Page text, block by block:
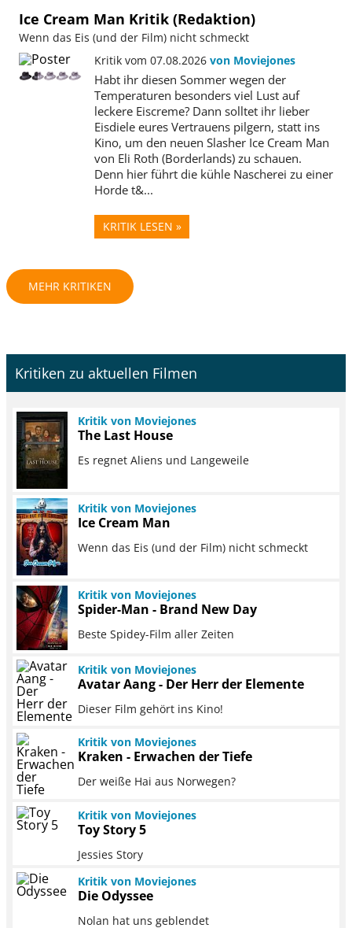
Ice Cream Man Kritik (Redaktion)
Wenn das Eis (und der Film) nicht schmeckt
Kritik vom 07.08.2026 von Moviejones
Habt ihr diesen Sommer wegen der
Temperaturen besonders viel Lust auf
leckere Eiscreme? Dann solltet ihr lieber
Eisdiele eures Vertrauens pilgern, statt ins
Kino, um den neuen Slasher Ice Cream Man
von Eli Roth (Borderlands) zu schauen.
Denn hier führt die kühle Nascherei zu einer
Horde t&...
KRITIK LESEN »
MEHR KRITIKEN
Kritiken zu aktuellen Filmen
Kritik von Moviejones
The Last House
Es regnet Aliens und Langeweile
Kritik von Moviejones
Ice Cream Man
Wenn das Eis (und der Film) nicht schmeckt
Kritik von Moviejones
Spider-Man - Brand New Day
Beste Spidey-Film aller Zeiten
Kritik von Moviejones
Avatar Aang - Der Herr der Elemente
Dieser Film gehört ins Kino!
Kritik von Moviejones
Kraken - Erwachen der Tiefe
Der weiße Hai aus Norwegen?
Kritik von Moviejones
Toy Story 5
Jessies Story
Kritik von Moviejones
Die Odyssee
Nolan hat uns geblendet